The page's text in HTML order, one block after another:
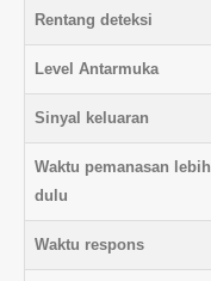
Rentang deteksi
Level Antarmuka
Sinyal keluaran
Waktu pemanasan lebih
dulu
Waktu respons